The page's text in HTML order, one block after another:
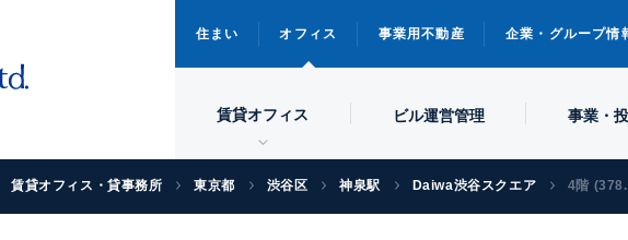
住まい オフィス 事業用不動産 企業・グループ情
賃貸オフィス ビル運営管理 事業・
賃貸オフィス・貸事務所 東京都 渋谷区 神泉駅 Daiwa渋谷スクエア 4階